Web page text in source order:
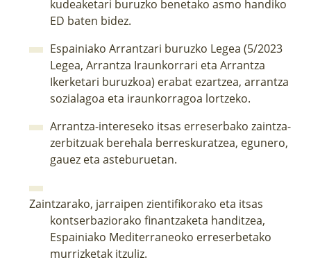
kudeaketari buruzko benetako asmo handiko
ED baten bidez.
Espainiako Arrantzari buruzko Legea (5/2023
Legea, Arrantza Iraunkorrari eta Arrantza
Ikerketari buruzkoa) erabat ezartzea, arrantza
sozialagoa eta iraunkorragoa lortzeko.
Arrantza-intereseko itsas erreserbako zaintza-
zerbitzuak berehala berreskuratzea, egunero,
gauez eta asteburuetan.
Zaintzarako, jarraipen zientifikorako eta itsas
kontserbaziorako finantzaketa handitzea,
Espainiako Mediterraneoko erreserbetako
murrizketak itzuliz.